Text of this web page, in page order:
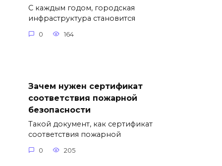
С каждым годом, городская
инфраструктура становится
0 164
Зачем нужен сертификат
соответствия пожарной
безопасности
Такой документ, как сертификат
соответствия пожарной
0 205